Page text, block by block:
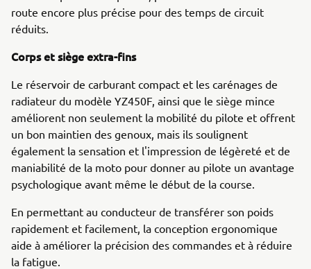
route encore plus précise pour des temps de circuit
réduits.
Corps et siège extra-fins
Le réservoir de carburant compact et les carénages de
radiateur du modèle YZ450F, ainsi que le siège mince
améliorent non seulement la mobilité du pilote et offrent
un bon maintien des genoux, mais ils soulignent
également la sensation et l'impression de légèreté et de
maniabilité de la moto pour donner au pilote un avantage
psychologique avant même le début de la course.
En permettant au conducteur de transférer son poids
rapidement et facilement, la conception ergonomique
aide à améliorer la précision des commandes et à réduire
la fatigue.